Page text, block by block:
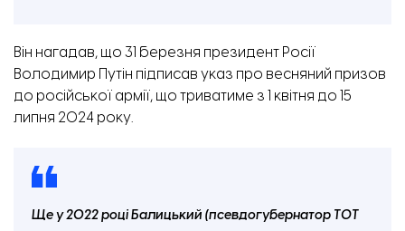
Він нагадав, що 31 березня президент Росії
Володимир Путін підписав указ про весняний призов
до російської армії, що триватиме з 1 квітня до 15
липня 2024 року.
Ще у 2022 році Балицький (псевдогубернатор ТОТ